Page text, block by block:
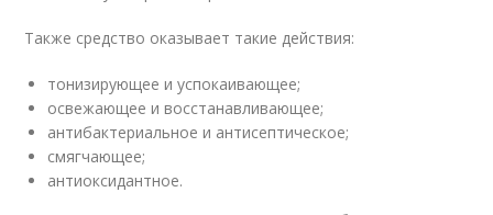
Также средство оказывает такие действия:
тонизирующее и успокаивающее;
освежающее и восстанавливающее;
антибактериальное и антисептическое;
смягчающее;
антиоксидантное.